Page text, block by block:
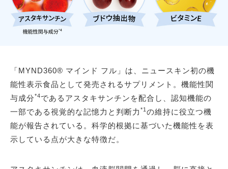
「MYND360® マインド フル」は、ニュースキン初の機
能性表示食品として発売されるサプリメント。機能性関
与成分*4であるアスタキサンチンを配合し、認知機能の
一部である視覚的な記憶力と判断力 *1 の維持に役立つ機
能が報告されている。科学的根拠に基づいた機能性を表
示している点が大きな特徴だ。